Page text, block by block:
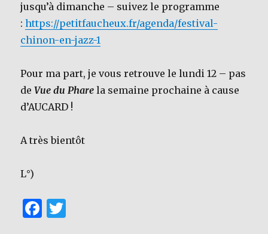
jusqu’à dimanche – suivez le programme
:https://petitfaucheux.fr/agenda/festival-
chinon-en-jazz-1
Pour ma part, je vous retrouve le lundi 12 – pas
deVue du Phare la semaine prochaine à cause
d’AUCARD !
A très bientôt
L°)
F